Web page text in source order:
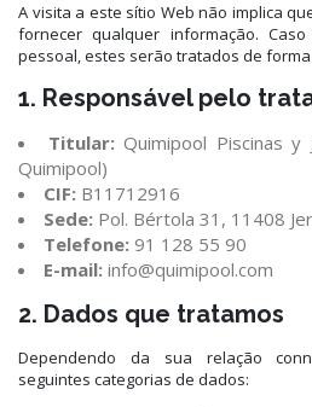
A visita a este sítio Web não implica
fornecer qualquer informação.
pessoal, estes serão tratados de
1. Responsável pelo
Titular: Quimipool Piscinas y
Quimipool)
CIF: B11712916
Sede: Pol. Bértola 31, 11408
Telefone: 91 128 55 90
E-mail: info@quimipool.com
2. Dados que tratamos
Dependendo da sua relação
seguintes categorias de dados: